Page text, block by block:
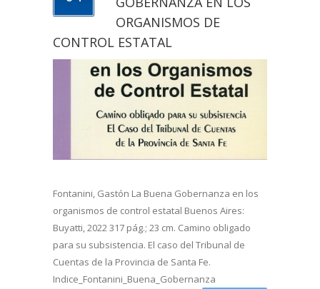
ORGANISMOS DE
CONTROL ESTATAL
Fontanini, Gastón La Buena Gobernanza en los
organismos de control estatal Buenos Aires:
Buyatti, 2022 317 pág.; 23 cm. Camino obligado
para su subsistencia. El caso del Tribunal de
Cuentas de la Provincia de Santa Fe.
Indice_Fontanini_Buena_Gobernanza